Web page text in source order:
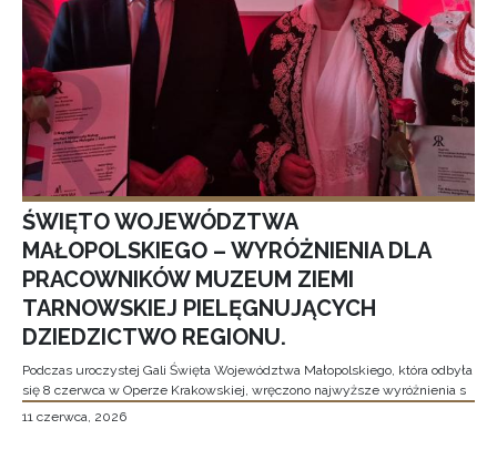
ŚWIĘTO WOJEWÓDZTWA
MAŁOPOLSKIEGO – WYRÓŻNIENIA DLA
PRACOWNIKÓW MUZEUM ZIEMI
TARNOWSKIEJ PIELĘGNUJĄCYCH
DZIEDZICTWO REGIONU.
Podczas uroczystej Gali Święta Województwa Małopolskiego, która odbyła
się 8 czerwca w Operze Krakowskiej, wręczono najwyższe wyróżnienia s
11 czerwca, 2026